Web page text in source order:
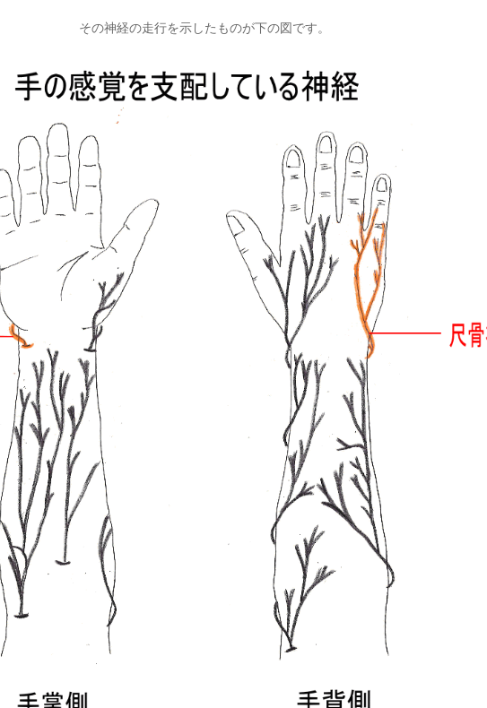
その神経の走行を示したものが下の図です。